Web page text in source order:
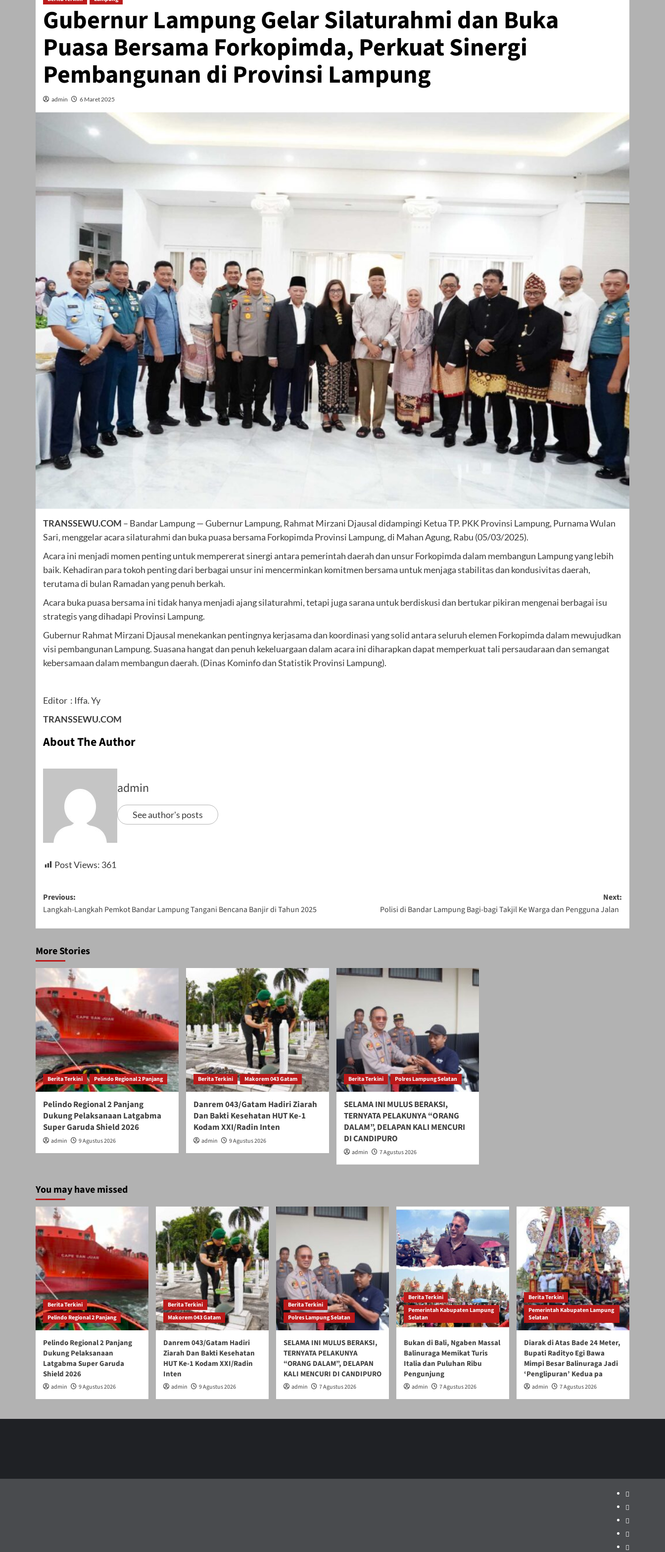
Gubernur Lampung Gelar Silaturahmi dan Buka
Puasa Bersama Forkopimda, Perkuat Sinergi
Pembangunan di Provinsi Lampung
admin 6 Maret 2025
TRANSSEWU.COM – Bandar Lampung — Gubernur Lampung, Rahmat Mirzani Djausal didampingi Ketua TP. PKK Provinsi Lampung, Purnama Wulan
Sari, menggelar acara silaturahmi dan buka puasa bersama Forkopimda Provinsi Lampung, di Mahan Agung, Rabu (05/03/2025).
Acara ini menjadi momen penting untuk mempererat sinergi antara pemerintah daerah dan unsur Forkopimda dalam membangun Lampung yang lebih
baik. Kehadiran para tokoh penting dari berbagai unsur ini mencerminkan komitmen bersama untuk menjaga stabilitas dan kondusivitas daerah,
terutama di bulan Ramadan yang penuh berkah.
Acara buka puasa bersama ini tidak hanya menjadi ajang silaturahmi, tetapi juga sarana untuk berdiskusi dan bertukar pikiran mengenai berbagai isu
strategis yang dihadapi Provinsi Lampung.
Gubernur Rahmat Mirzani Djausal menekankan pentingnya kerjasama dan koordinasi yang solid antara seluruh elemen Forkopimda dalam mewujudkan
visi pembangunan Lampung. Suasana hangat dan penuh kekeluargaan dalam acara ini diharapkan dapat memperkuat tali persaudaraan dan semangat
kebersamaan dalam membangun daerah. (Dinas Kominfo dan Statistik Provinsi Lampung).
Editor : Iffa. Yy
TRANSSEWU.COM
About The Author
admin
See author's posts
Post Views: 361
Post
navigation
Previous:
Langkah-Langkah Pemkot Bandar Lampung Tangani Bencana Banjir di Tahun 2025
Next:
Polisi di Bandar Lampung Bagi-bagi Takjil Ke Warga dan Pengguna Jalan
More Stories
Berita Terkini Pelindo Regional 2 Panjang
Pelindo Regional 2 Panjang
Dukung Pelaksanaan Latgabma
Super Garuda Shield 2026
admin 9 Agustus 2026
Berita Terkini Makorem 043 Gatam
Danrem 043/Gatam Hadiri Ziarah
Dan Bakti Kesehatan HUT Ke-1
Kodam XXI/Radin Inten
admin 9 Agustus 2026
Berita Terkini Polres Lampung Selatan
SELAMA INI MULUS BERAKSI,
TERNYATA PELAKUNYA “ORANG
DALAM”, DELAPAN KALI MENCURI
DI CANDIPURO
admin 7 Agustus 2026
You may have missed
Berita Terkini
Pelindo Regional 2 Panjang
Pelindo Regional 2 Panjang
Dukung Pelaksanaan
Latgabma Super Garuda
Shield 2026
admin 9 Agustus 2026
Berita Terkini
Makorem 043 Gatam
Danrem 043/Gatam Hadiri
Ziarah Dan Bakti Kesehatan
HUT Ke-1 Kodam XXI/Radin
Inten
admin 9 Agustus 2026
Berita Terkini
Polres Lampung Selatan
SELAMA INI MULUS BERAKSI,
TERNYATA PELAKUNYA
“ORANG DALAM”, DELAPAN
KALI MENCURI DI CANDIPURO
admin 7 Agustus 2026
Berita Terkini
Pemerintah Kabupaten Lampung
Selatan
Bukan di Bali, Ngaben Massal
Balinuraga Memikat Turis
Italia dan Puluhan Ribu
Pengunjung
admin 7 Agustus 2026
Berita Terkini
Pemerintah Kabupaten Lampung
Selatan
Diarak di Atas Bade 24 Meter,
Bupati Radityo Egi Bawa
Mimpi Besar Balinuraga Jadi
‘Penglipuran’ Kedua pa
admin 7 Agustus 2026
Politik
Pariwisata
Jakarta
Dunia
Hukum